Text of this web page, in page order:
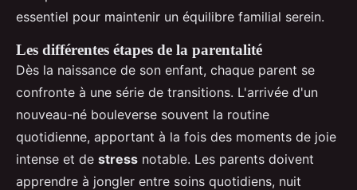
essentiel pour maintenir un équilibre familial serein.
Les différentes étapes de la parentalité
Dès la naissance de son enfant, chaque parent se
confronte à une série de transitions. L'arrivée d'un
nouveau-né bouleverse souvent la routine
quotidienne, apportant à la fois des moments de joie
intense et de stress notable. Les parents doivent
apprendre à jongler entre soins quotidiens, nuit